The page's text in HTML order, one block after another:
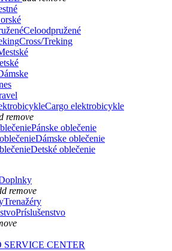
Celoodpružené
Cross/Treking
Cargo elektrobicykle
remove
Pánske oblečenie
Dámske oblečenie
Detské oblečenie
remove
Trenažéry
Príslušenstvo
SERVICE CENTER